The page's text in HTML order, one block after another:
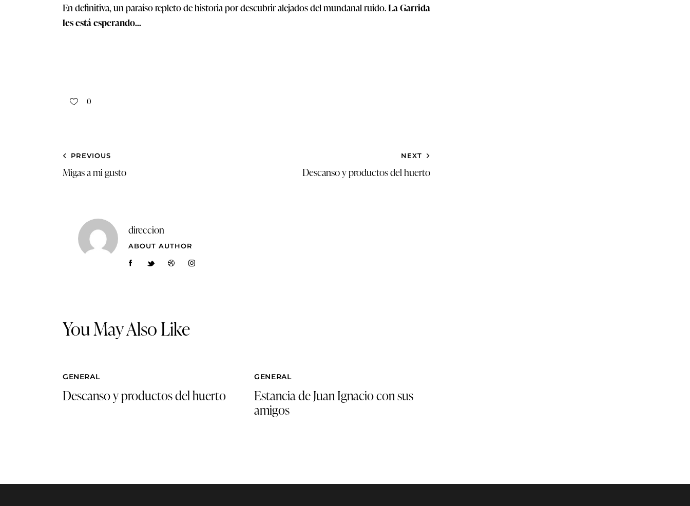
En definitiva, un paraíso repleto de historia por descubrir alejados del mundanal ruido.La Garrida
les está esperando…
0
PREVIOUS
Migas a mi gusto
NEXT
Descanso y productos del huerto
direccion
ABOUT AUTHOR
You May Also Like
GENERAL
Descanso y productos del huerto
GENERAL
Estancia de Juan Ignacio con sus
amigos